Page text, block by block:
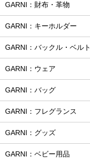
GARNI：財布・革物
GARNI：キーホルダー
GARNI：バックル・ベルト
GARNI：ウェア
GARNI：バッグ
GARNI：フレグランス
GARNI：グッズ
GARNI：ベビー用品